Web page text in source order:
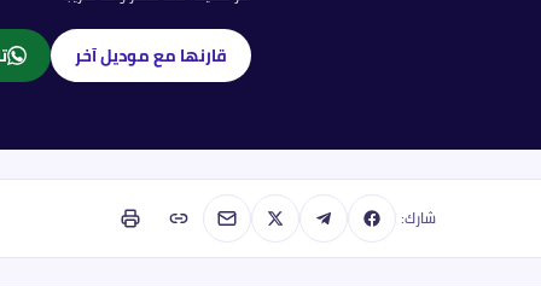
قارنها مع موديل آخر
شارك: